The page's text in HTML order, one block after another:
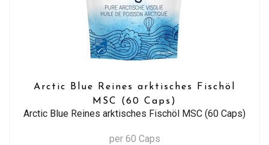
Arctic Blue Reines arktisches Fischöl
MSC (60 Caps)
Arctic Blue Reines arktisches Fischöl MSC (60 Caps)
per 60 Caps